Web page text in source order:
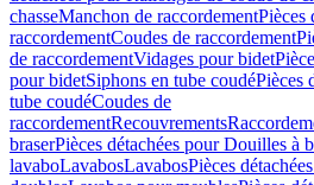
chasseManchon de raccordementPièces
raccordementCoudes de raccordement
de raccordementVidages pour bidet
pour bidetSiphons en tube coudéPièces
tube coudéCoudes de
raccordementRecouvrements
braserPièces détachées pour Douilles à
lavaboLavabosLavabosPièces